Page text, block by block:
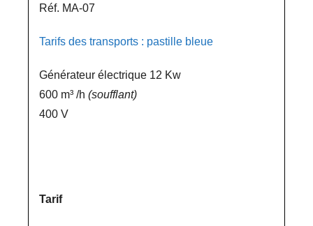
Réf. MA-07
Tarifs des transports : pastille bleue
Générateur électrique 12 Kw
600 m³ /h (soufflant)
400 V
Tarif